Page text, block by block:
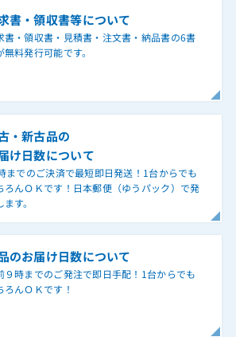
書・領収書等について
書・領収書・見積書・注文書・納品書の6書
無料発行可能です。
・新古品の
け日数について
までのご決済で最短即日発送！1台からでも
ろんＯＫです！日本郵便（ゆうパック）で発
す。
のお届け日数について
９時までのご発注で即日手配！1台からでも
ろんＯＫです！